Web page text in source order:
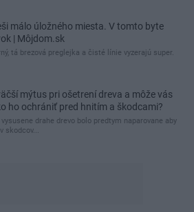
málo úložného miesta. V tomto byte
| Môjdom.sk
tá brezová preglejka a čisté línie vyzerajú super.
mýtus pri ošetrení dreva a môže vás
ho ochrániť pred hnitím a škodcami?
drahe drevo bolo predtym naparovane aby
skodcov...